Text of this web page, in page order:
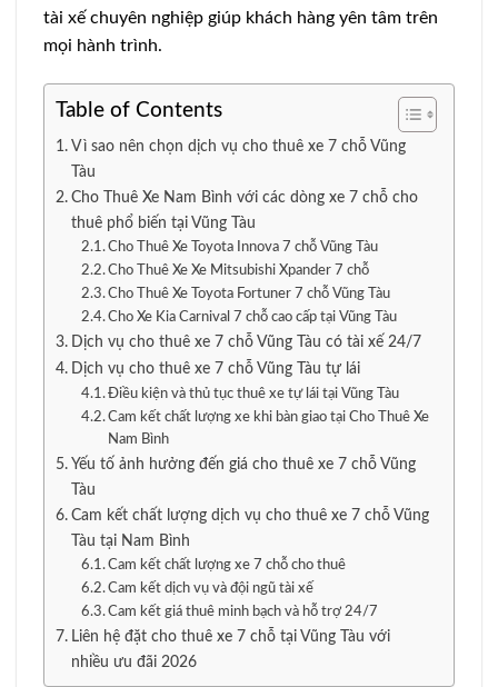
tài xế chuyên nghiệp giúp khách hàng yên tâm trên
mọi hành trình.
Table of Contents
Vì sao nên chọn dịch vụ cho thuê xe 7 chỗ Vũng
Tàu
Cho Thuê Xe Nam Bình với các dòng xe 7 chỗ cho
thuê phổ biến tại Vũng Tàu
Cho Thuê Xe Toyota Innova 7 chỗ Vũng Tàu
Cho Thuê Xe Xe Mitsubishi Xpander 7 chỗ
Cho Thuê Xe Toyota Fortuner 7 chỗ Vũng Tàu
Cho Xe Kia Carnival 7 chỗ cao cấp tại Vũng Tàu
Dịch vụ cho thuê xe 7 chỗ Vũng Tàu có tài xế 24/7
Dịch vụ cho thuê xe 7 chỗ Vũng Tàu tự lái
Điều kiện và thủ tục thuê xe tự lái tại Vũng Tàu
Cam kết chất lượng xe khi bàn giao tại Cho Thuê Xe
Nam Bình
Yếu tố ảnh hưởng đến giá cho thuê xe 7 chỗ Vũng
Tàu
Cam kết chất lượng dịch vụ cho thuê xe 7 chỗ Vũng
Tàu tại Nam Bình
Cam kết chất lượng xe 7 chỗ cho thuê
Cam kết dịch vụ và đội ngũ tài xế
Cam kết giá thuê minh bạch và hỗ trợ 24/7
Liên hệ đặt cho thuê xe 7 chỗ tại Vũng Tàu với
nhiều ưu đãi 2026